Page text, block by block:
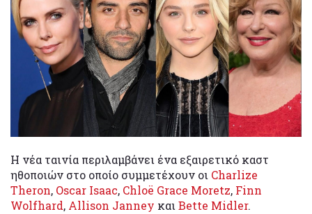
Η νέα ταινία περιλαμβάνει ένα εξαιρετικό καστ
ηθοποιών στο οποίο συμμετέχουν οι Charlize
Theron, Oscar Isaac, Chloë Grace Moretz, Finn
Wolfhard, Allison Janney και Bette Midler.